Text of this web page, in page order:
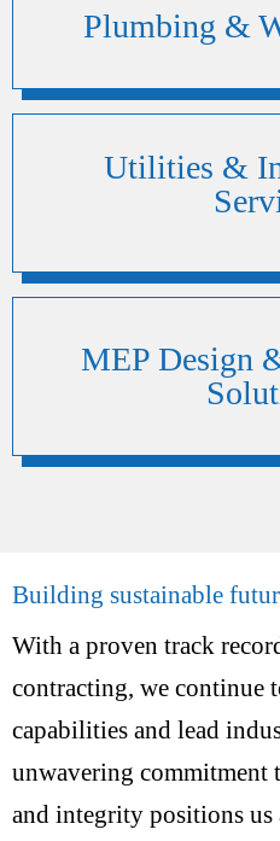
Plumbing &
Utilities &
MEP Design
Building sustainable
With a proven track
contracting, we continue
capabilities and lead
unwavering
and integrity positions us